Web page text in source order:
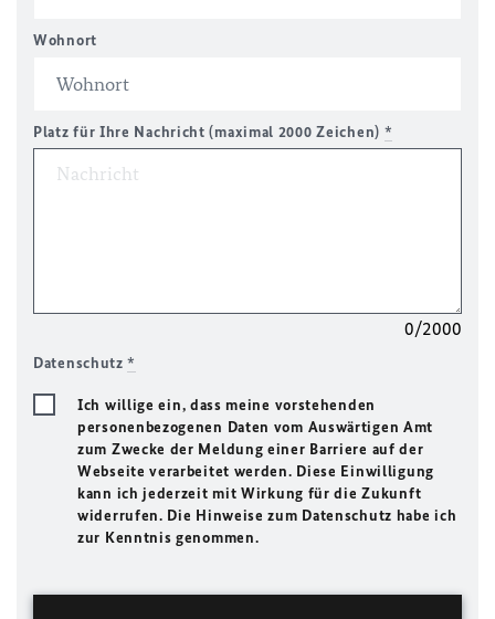
Wohnort
Platz für Ihre Nachricht (maximal 2000 Zeichen) *
0/2000
Datenschutz*
Ich willige ein, dass meine vorstehenden
personenbezogenen Daten vom Auswärtigen Amt
zum Zwecke der Meldung einer Barriere auf der
Webseite verarbeitet werden. Diese Einwilligung
kann ich jederzeit mit Wirkung für die Zukunft
widerrufen. Die Hinweise zum Datenschutz habe ich
zur Kenntnis genommen.